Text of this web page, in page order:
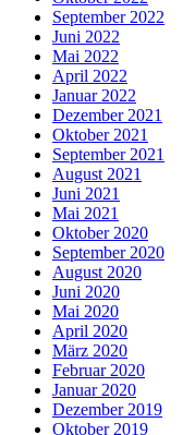
September 2022
Juni 2022
Mai 2022
April 2022
Januar 2022
Dezember 2021
Oktober 2021
September 2021
August 2021
Juni 2021
Mai 2021
Oktober 2020
September 2020
August 2020
Juni 2020
Mai 2020
April 2020
März 2020
Februar 2020
Januar 2020
Dezember 2019
Oktober 2019